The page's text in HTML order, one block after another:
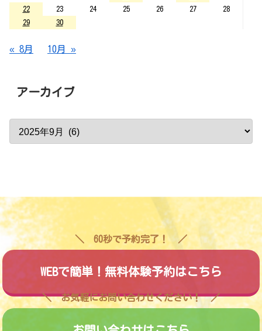
22
23 24 25 26 27
28
29
30
« 8月 10月 »
アーカイブ
60秒で予約完了！
WEBで簡単！無料体験予約はこちら
お気軽にお問い合わせください！